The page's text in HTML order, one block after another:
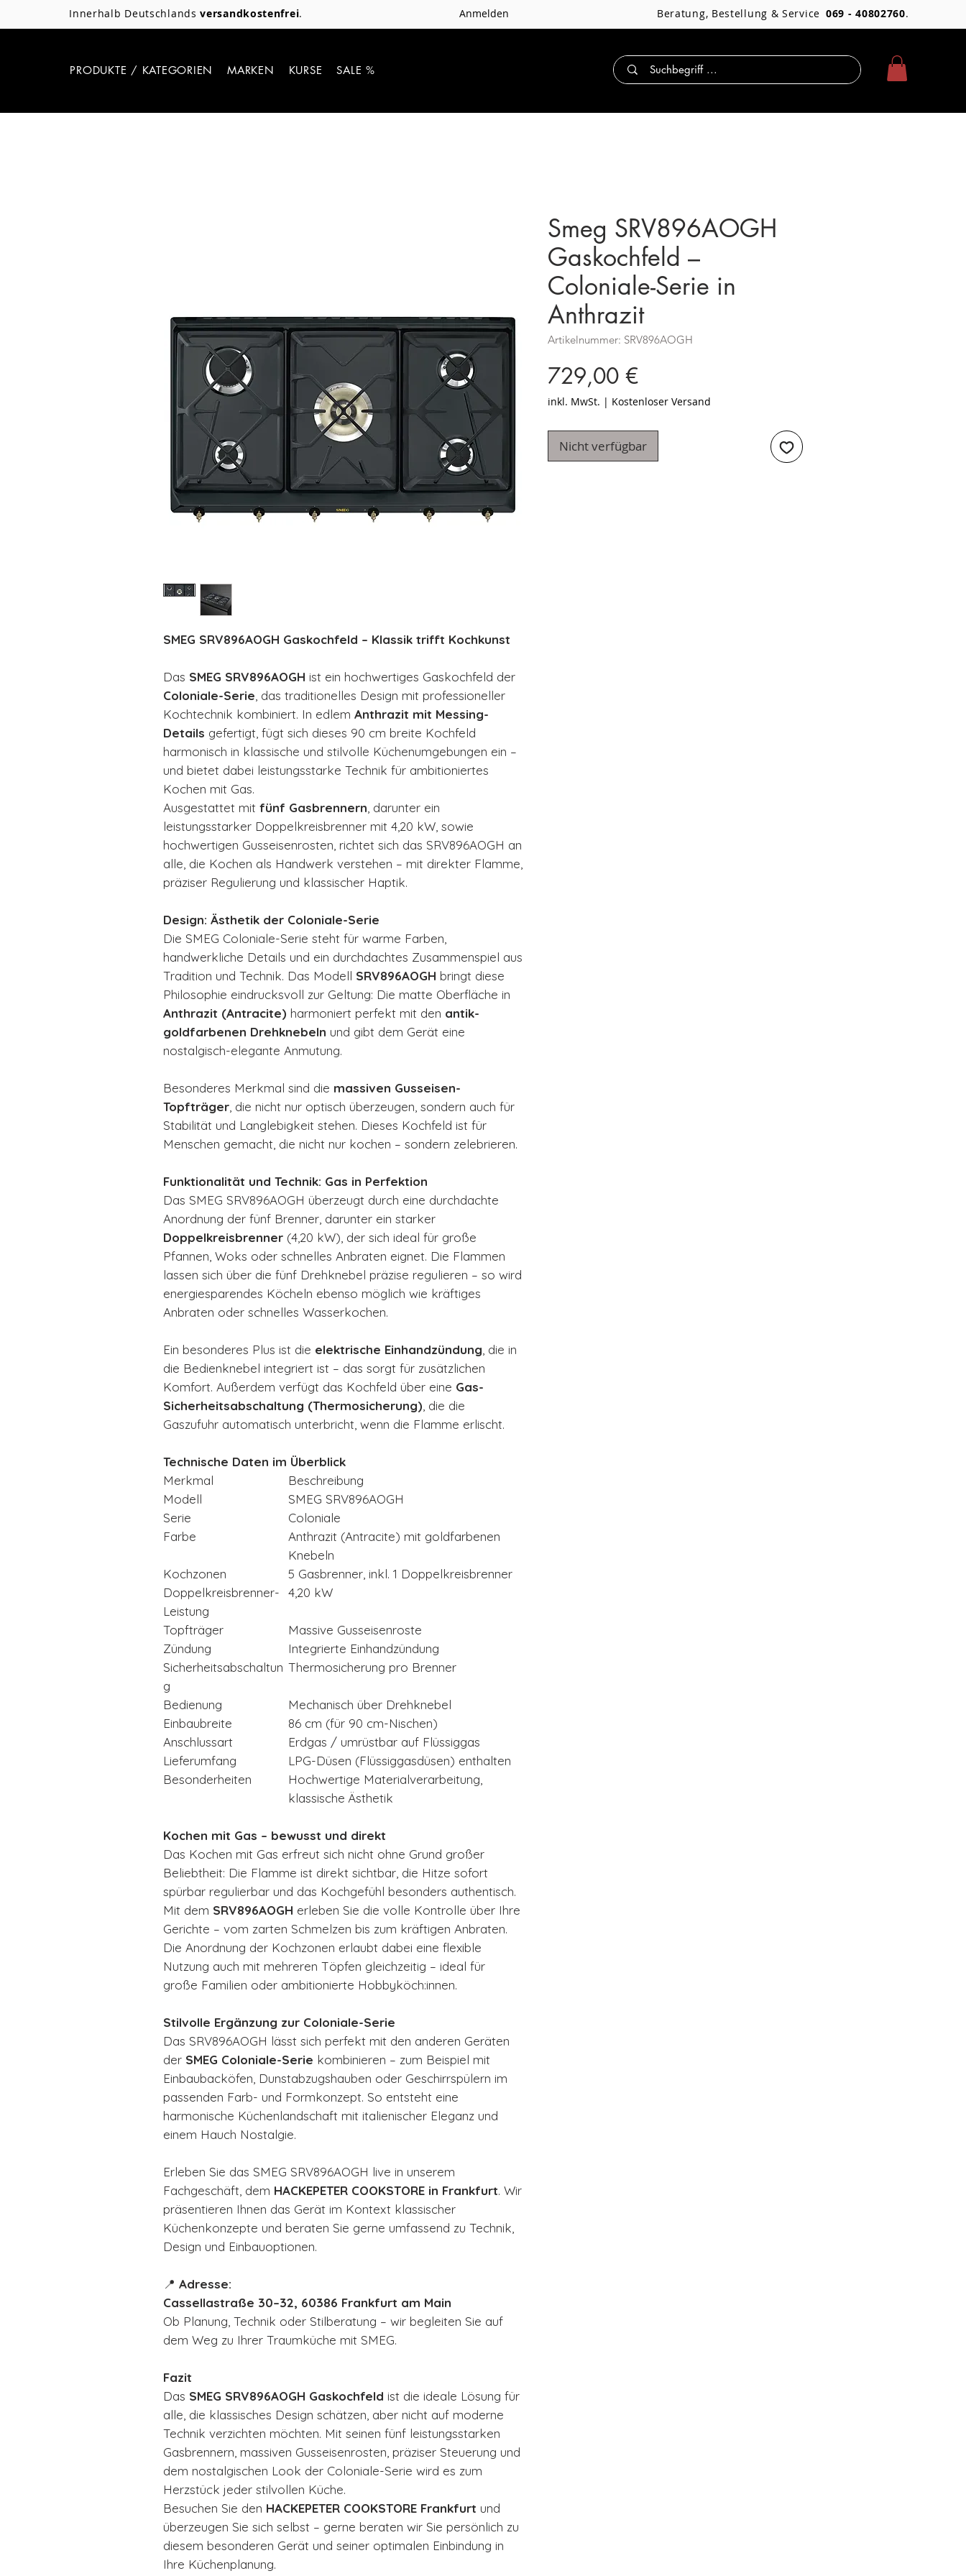
Innerhalb Deutschlandsversandkostenfrei. Anmelden Beratung, Bestellung & Service 069 - 40802760.
PRODUKTE / KATEGORIEN MARKEN KURSE SALE %
SMEG SRV896AOGH Gaskochfeld – Klassik trifft Kochkunst
Das SMEG SRV896AOGH ist ein hochwertiges Gaskochfeld der
Coloniale-Serie , das traditionelles Design mit professioneller
Kochtechnik kombiniert. In edlem Anthrazit mit Messing-
Details gefertigt, fügt sich dieses 90 cm breite Kochfeld
harmonisch in klassische und stilvolle Küchenumgebungen ein –
und bietet dabei leistungsstarke Technik für ambitioniertes
Kochen mit Gas.
Ausgestattet mit fünf Gasbrennern , darunter ein
leistungsstarker Doppelkreisbrenner mit 4,20 kW, sowie
hochwertigen Gusseisenrosten, richtet sich das SRV896AOGH an
alle, die Kochen als Handwerk verstehen – mit direkter Flamme,
präziser Regulierung und klassischer Haptik.
Design: Ästhetik der Coloniale-Serie
Die SMEG Coloniale-Serie steht für warme Farben,
handwerkliche Details und ein durchdachtes Zusammenspiel aus
Tradition und Technik. Das Modell SRV896AOGH bringt diese
Philosophie eindrucksvoll zur Geltung: Die matte Oberfläche in
Anthrazit (Antracite) harmoniert perfekt mit den antik-
goldfarbenen Drehknebeln und gibt dem Gerät eine
nostalgisch-elegante Anmutung.
Besonderes Merkmal sind die massiven Gusseisen-
Topfträger , die nicht nur optisch überzeugen, sondern auch für
Stabilität und Langlebigkeit stehen. Dieses Kochfeld ist für
Menschen gemacht, die nicht nur kochen – sondern zelebrieren.
Funktionalität und Technik: Gas in Perfektion
Das SMEG SRV896AOGH überzeugt durch eine durchdachte
Anordnung der fünf Brenner, darunter ein starker
Doppelkreisbrenner (4,20 kW), der sich ideal für große
Pfannen, Woks oder schnelles Anbraten eignet. Die Flammen
lassen sich über die fünf Drehknebel präzise regulieren – so wird
energiesparendes Köcheln ebenso möglich wie kräftiges
Anbraten oder schnelles Wasserkochen.
Ein besonderes Plus ist die elektrische Einhandzündung , die in
die Bedienknebel integriert ist – das sorgt für zusätzlichen
Komfort. Außerdem verfügt das Kochfeld über eine Gas-
Sicherheitsabschaltung (Thermosicherung) , die die
Gaszufuhr automatisch unterbricht, wenn die Flamme erlischt.
Technische Daten im Überblick
Merkmal
Beschreibung
Modell
SMEG SRV896AOGH
Serie
Coloniale
Farbe
Anthrazit (Antracite) mit goldfarbenen
Knebeln
Kochzonen
5 Gasbrenner, inkl. 1 Doppelkreisbrenner
Doppelkreisbrenner-
Leistung
4,20 kW
Topfträger
Massive Gusseisenroste
Zündung
Integrierte Einhandzündung
Sicherheitsabschaltun
g
Thermosicherung pro Brenner
Bedienung
Mechanisch über Drehknebel
Einbaubreite
86 cm (für 90 cm-Nischen)
Anschlussart
Erdgas / umrüstbar auf Flüssiggas
Lieferumfang
LPG-Düsen (Flüssiggasdüsen) enthalten
Besonderheiten
Hochwertige Materialverarbeitung,
klassische Ästhetik
Kochen mit Gas – bewusst und direkt
Das Kochen mit Gas erfreut sich nicht ohne Grund großer
Beliebtheit: Die Flamme ist direkt sichtbar, die Hitze sofort
spürbar regulierbar und das Kochgefühl besonders authentisch.
Mit dem SRV896AOGH erleben Sie die volle Kontrolle über Ihre
Gerichte – vom zarten Schmelzen bis zum kräftigen Anbraten.
Die Anordnung der Kochzonen erlaubt dabei eine flexible
Nutzung auch mit mehreren Töpfen gleichzeitig – ideal für
große Familien oder ambitionierte Hobbyköch:innen.
Stilvolle Ergänzung zur Coloniale-Serie
Das SRV896AOGH lässt sich perfekt mit den anderen Geräten
der SMEG Coloniale-Serie kombinieren – zum Beispiel mit
Einbaubacköfen, Dunstabzugshauben oder Geschirrspülern im
passenden Farb- und Formkonzept. So entsteht eine
harmonische Küchenlandschaft mit italienischer Eleganz und
einem Hauch Nostalgie.
Erleben Sie das SMEG SRV896AOGH live in unserem
Fachgeschäft, dem HACKEPETER COOKSTORE in Frankfurt. Wir
präsentieren Ihnen das Gerät im Kontext klassischer
Küchenkonzepte und beraten Sie gerne umfassend zu Technik,
Design und Einbauoptionen.
📍 Adresse:
Cassellastraße 30–32, 60386 Frankfurt am Main
Ob Planung, Technik oder Stilberatung – wir begleiten Sie auf
dem Weg zu Ihrer Traumküche mit SMEG.
Fazit
Das SMEG SRV896AOGH Gaskochfeld ist die ideale Lösung für
alle, die klassisches Design schätzen, aber nicht auf moderne
Technik verzichten möchten. Mit seinen fünf leistungsstarken
Gasbrennern, massiven Gusseisenrosten, präziser Steuerung und
dem nostalgischen Look der Coloniale-Serie wird es zum
Herzstück jeder stilvollen Küche.
Besuchen Sie den HACKEPETER COOKSTORE Frankfurt und
überzeugen Sie sich selbst – gerne beraten wir Sie persönlich zu
diesem besonderen Gerät und seiner optimalen Einbindung in
Ihre Küchenplanung.
Smeg SRV896AOGH
Gaskochfeld –
Coloniale-Serie in
Anthrazit
Artikelnummer: SRV896AOGH
729,00 €Preis
inkl. MwSt. | Kostenloser Versand
Nicht verfügbar